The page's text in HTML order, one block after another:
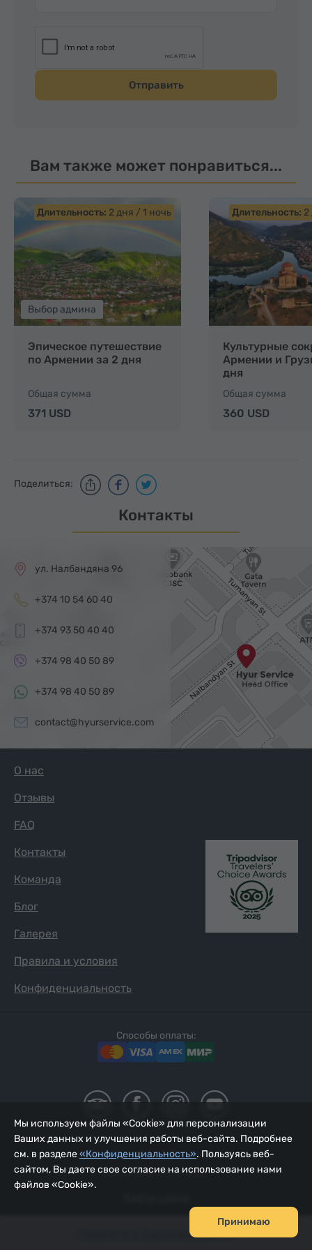
Отправить
Вам также может понравиться...
Длительность: 2 дня / 1 ночь
Выбор админа
Эпическое путешествие
по Армении за 2 дня
Общая сумма
371 USD
Длительность: 2
Культурные
Армении и
дня
Общая сумма
360 USD
Поделиться:
Перейти к бронированию
Контакты
ул. Налбандяна 96
+374 10 54 60 40
+374 93 50 40 40
+374 98 40 50 89
+374 98 40 50 89
contact@hyurservice.com
О нас
Отзывы
FAQ
Контакты
Команда
Блог
Галерея
Правила и условия
Конфиденциальность
Способы оплаты:
2002 - 2026, © ООО «Йур Сервис»;
Обновлено 07.08.2026
Мы используем файлы «Cookie» для персонализации
Ваших данных и улучшения работы веб-сайта. Подробнее
см. в разделе«Конфиденциальность». Пользуясь веб-
сайтом, Вы даете свое согласие на использование нами
файлов «Cookie».
Принимаю